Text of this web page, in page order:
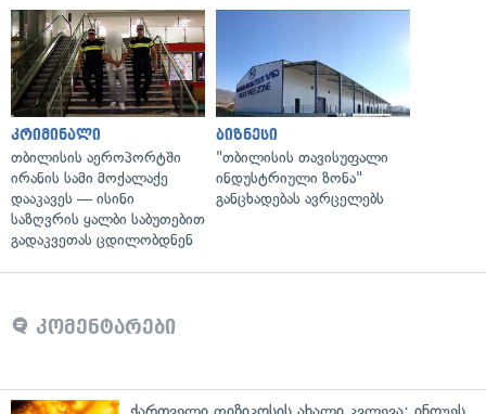
კრიმინალი
თბილისის აეროპორტში
ირანის სამი მოქალაქე
დააკავეს — ისინი
საზღვრის ყალბი საბუთებით
გადაკვეთას ცდილობდნენ
ბიზნესი
"თბილისის თავისუფალი
ინდუსტრიული ზონა"
განცხადებას ავრცელებს
კომენტარები